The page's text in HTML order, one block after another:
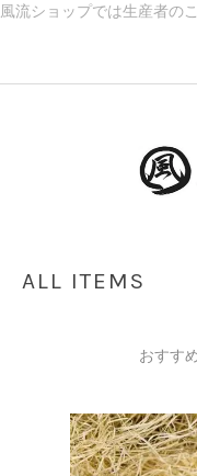
風流ショップでは生産者の
ALL ITEMS
おすす